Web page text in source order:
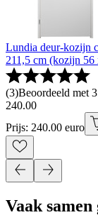
Lundia deur-kozijn
211,5 cm (kozijn 56
(3)Beoordeeld met
240.00
Prijs: 240.00 euro
Vaak samen